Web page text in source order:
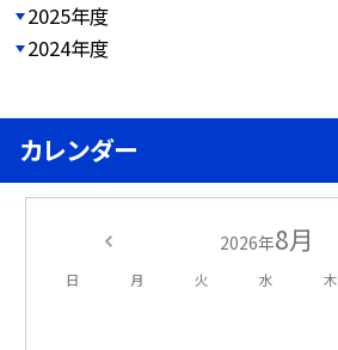
2025年度
2024年度
カレンダー
2026年8月
日 月 火 水 木